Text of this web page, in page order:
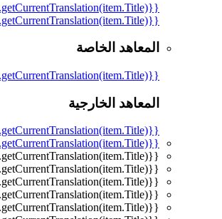
{{mmc.getCurrentTranslation(item.Title)}}
{{mmc.getCurrentTranslation(item.Title)}}
المعاهد الخاصة
{{mmc.getCurrentTranslation(item.Title)}}
المعاهد الخارجية
{{mmc.getCurrentTranslation(item.Title)}}
{{mmc.getCurrentTranslation(item.Title)}}
{{mmc.getCurrentTranslation(item.Title)}}
{{mmc.getCurrentTranslation(item.Title)}}
{{mmc.getCurrentTranslation(item.Title)}}
{{mmc.getCurrentTranslation(item.Title)}}
{{mmc.getCurrentTranslation(item.Title)}}